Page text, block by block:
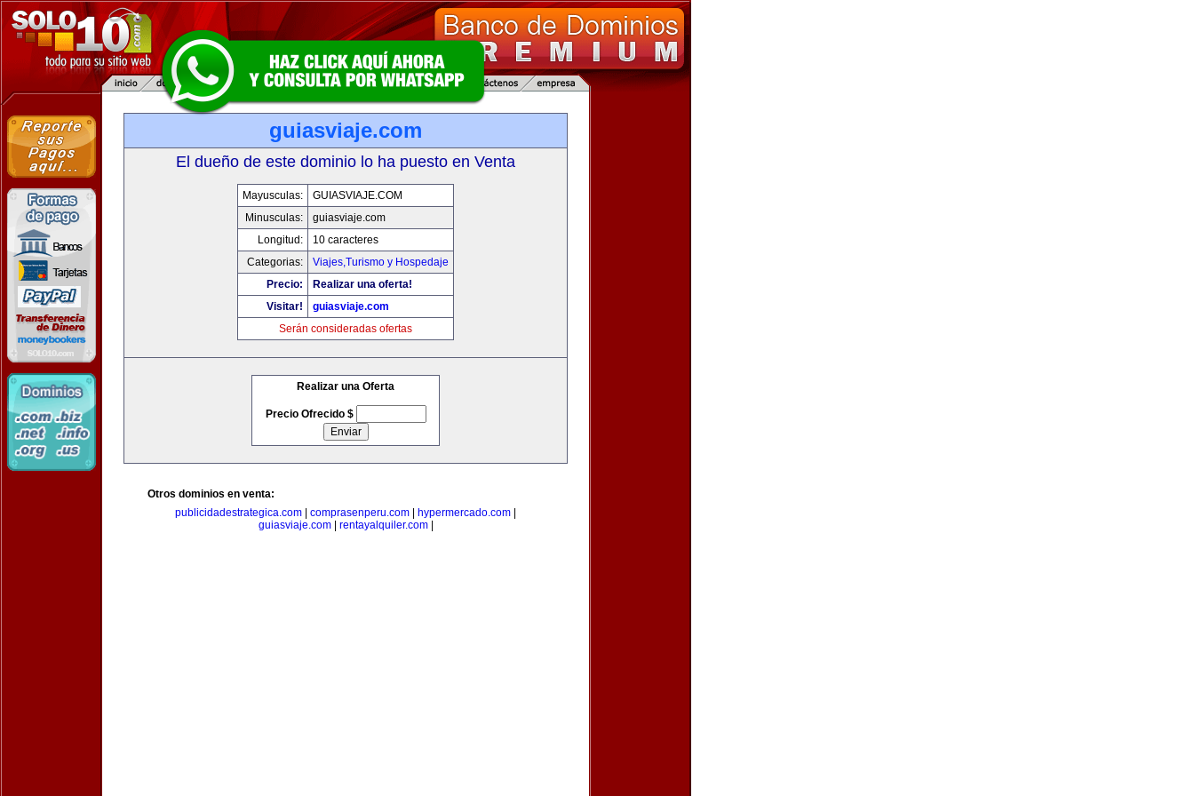
guiasviaje.com
El dueño de este dominio lo ha puesto en Venta
Mayusculas:
GUIASVIAJE.COM
Minusculas:
guiasviaje.com
Longitud:
10 caracteres
Categorias:
Viajes,Turismo y Hospedaje
Precio:
Realizar una oferta!
Visitar!
guiasviaje.com
Serán consideradas ofertas
Realizar una Oferta
Precio Ofrecido $
Otros dominios en venta:
publicidadestrategica.com
comprasenperu.com hypermercado.com
guiasviaje.com| rentayalquiler.com|